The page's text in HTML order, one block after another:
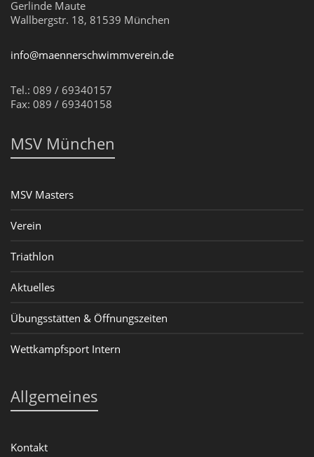
Gerlinde Maute
Wallbergstr. 18, 81539 München
info@maennerschwimmverein.de
Tel.: 089 / 69340157
Fax: 089 / 69340158
MSV München
MSV Masters
Verein
Triathlon
Aktuelles
Übungsstätten & Öffnungszeiten
Wettkampfsport Intern
Allgemeines
Kontakt